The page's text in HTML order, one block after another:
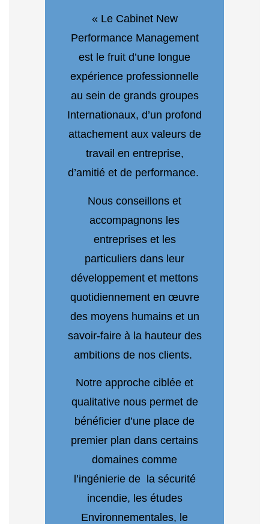
« Le Cabinet New
Performance Management
est le fruit d’une longue
expérience professionnelle
au sein de grands groupes
Internationaux, d’un profond
attachement aux valeurs de
travail en entreprise,
d’amitié et de performance.
Nous conseillons et
accompagnons les
entreprises et les
particuliers dans leur
développement et mettons
quotidiennement en œuvre
des moyens humains et un
savoir-faire à la hauteur des
ambitions de nos clients.
Notre approche ciblée et
qualitative nous permet de
bénéficier d’une place de
premier plan dans certains
domaines comme
l’ingénierie de la sécurité
incendie, les études
Environnementales, le